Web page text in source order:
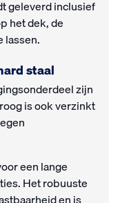
geleverd inclusief
het dek, de
lassen.
staal
zijn
is ook verzinkt
een lange
Het robuuste